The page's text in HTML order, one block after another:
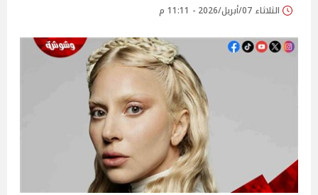
الثلاثاء 07/أبريل/2026 - 11:11 م